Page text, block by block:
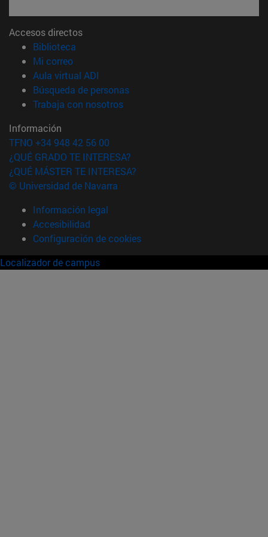
Accesos directos
Biblioteca
Mi correo(abre en nueva ventana)
Aula virtual ADI
Búsqueda de personas(abre en nueva ventana)
Trabaja con nosotros(abre en nueva ventana)
Información
TFNO +34 948 42 56 00
¿QUÉ GRADO TE INTERESA?
¿QUÉ MÁSTER TE INTERESA?
© Universidad de Navarra
Información legal
Accesibilidad
Configuración de cookies
Localizador de campus